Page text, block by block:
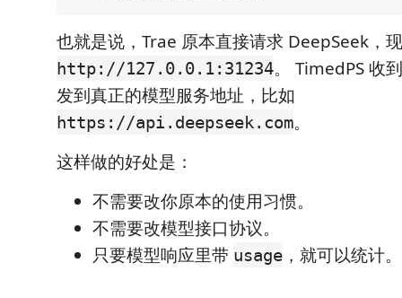
也就是说，Trae 原本直接请求 DeepSeek，
http://127.0.0.1:31234。 TimedPS 收
发到真正的模型服务地址，比如
https://api.deepseek.com。
这样做的好处是：
不需要改你原本的使用习惯。
不需要改模型接口协议。
只要模型响应里带 usage ，就可以统计。